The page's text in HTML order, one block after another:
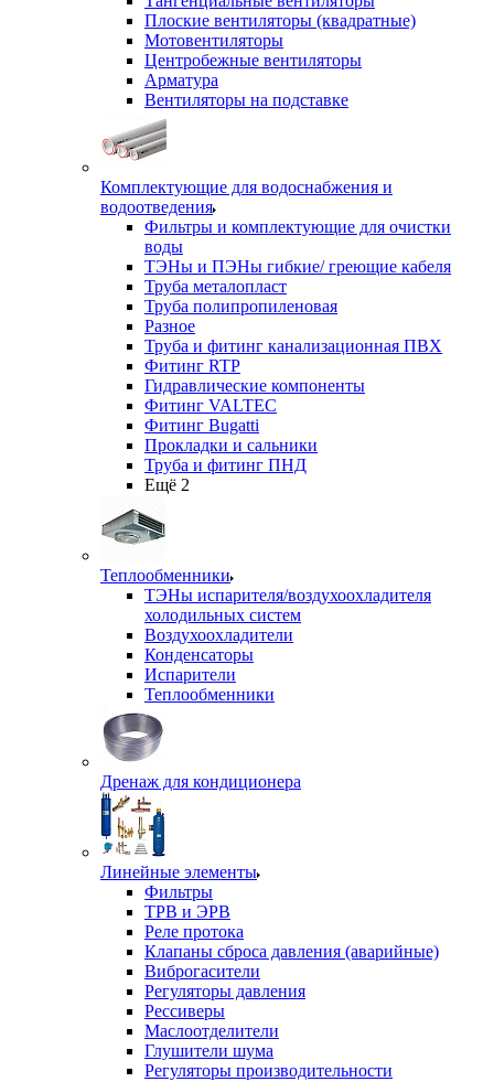
Плоские вентиляторы (квадратные)
Мотовентиляторы
Центробежные вентиляторы
Арматура
Вентиляторы на подставке
Комплектующие для водоснабжения и
водоотведения
Фильтры и комплектующие для очистки
воды
ТЭНы и ПЭНы гибкие/ греющие кабеля
Труба металопласт
Труба полипропиленовая
Разное
Труба и фитинг канализационная ПВХ
Фитинг RTP
Гидравлические компоненты
Фитинг VALTEC
Фитинг Bugatti
Прокладки и сальники
Труба и фитинг ПНД
Ещё 2
Теплообменники
ТЭНы испарителя/воздухоохладителя
холодильных систем
Воздухоохладители
Конденсаторы
Испарители
Теплообменники
Дренаж для кондиционера
Линейные элементы
Фильтры
ТРВ и ЭРВ
Реле протока
Клапаны сброса давления (аварийные)
Виброгасители
Регуляторы давления
Рессиверы
Маслоотделители
Глушители шума
Регуляторы производительности